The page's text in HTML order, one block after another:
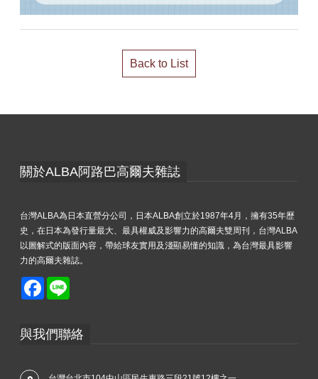
Back to List
關於ALBA阿路巴高爾夫雜誌
台灣ALBA為日本直營分公司，日本ALBA創立於1987年4月，擁有35年歷
史，在日本為發行量最大、最具權威及影響力的高爾夫雙周刊，台灣ALBA
以圖解式的版面內容，帶給球友實用及淺顯易懂的知識，為台灣最具影響
力的高爾夫雜誌。
Facebook
與我們聯絡